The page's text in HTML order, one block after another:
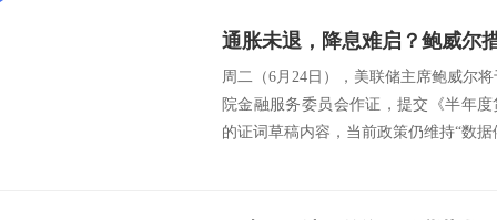
通胀未退，降息难启？鲍威尔
周二（6月24日），美联储主席鲍威尔
院金融服务委员会作证，提交《半年
的证词草稿内容，当前政策仍维持“数据